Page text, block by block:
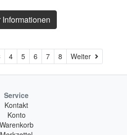
Informationen
4 5 6 7 8 Weiter Weiter
Service
Kontakt
Konto
Warenkorb